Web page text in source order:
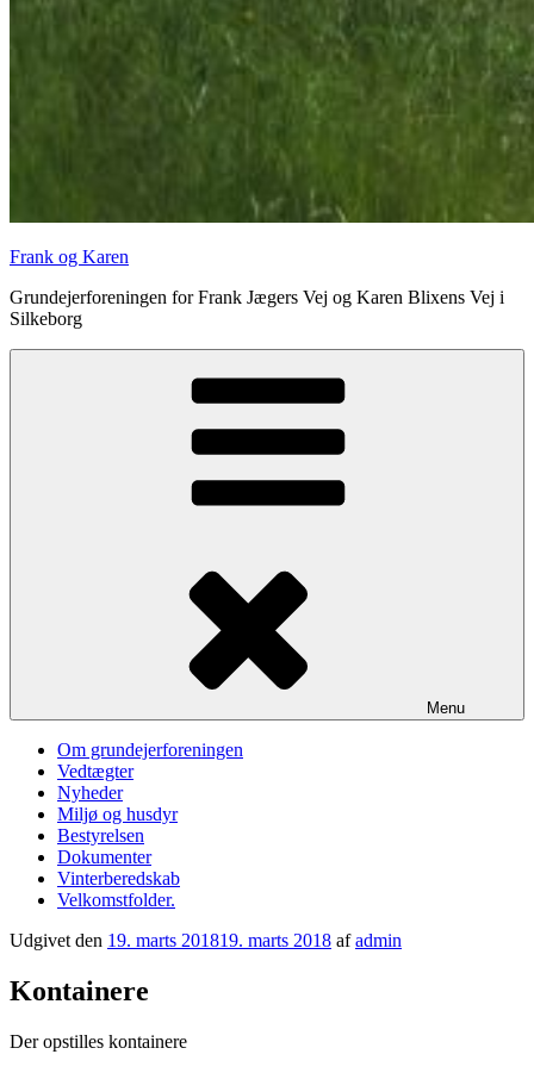
Frank og Karen
Grundejerforeningen for Frank Jægers Vej og Karen Blixens Vej i
Silkeborg
Menu
Om grundejerforeningen
Vedtægter
Nyheder
Miljø og husdyr
Bestyrelsen
Dokumenter
Vinterberedskab
Velkomstfolder.
Udgivet den 19. marts 201819. marts 2018 afadmin
Kontainere
Der opstilles kontainere